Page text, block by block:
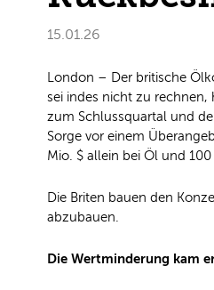
15.01.26
London – Der britische
sei indes nicht zu rechnen,
zum Schlussquartal und
Sorge vor einem
Mio. $ allein bei Öl und
Die Briten bauen den
abzubauen.
Die Wertminderung kam